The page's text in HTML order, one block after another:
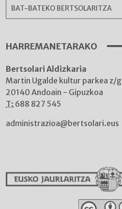
BAT-BATEKO BERTSOLARITZA
HARREMANETARAKO
Bertsolari Aldizkaria
Martin Ugalde kultur parkea z/g
20140 Andoain - Gipuzkoa
T: 688 827 545
administrazioa@bertsolari.eus